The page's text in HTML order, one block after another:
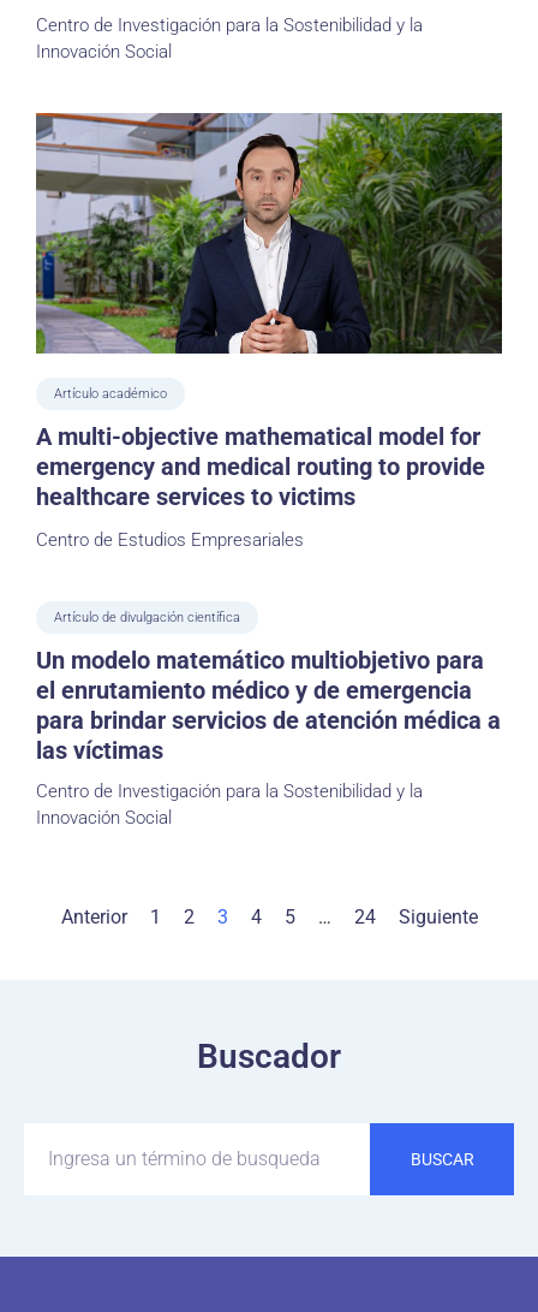
Centro de Investigación para la Sostenibilidad y la
Innovación Social
Artículo académico
A multi-objective mathematical model for
emergency and medical routing to provide
healthcare services to victims
Centro de Estudios Empresariales
Artículo de divulgación científica
Un modelo matemático multiobjetivo para
el enrutamiento médico y de emergencia
para brindar servicios de atención médica a
las víctimas
Centro de Investigación para la Sostenibilidad y la
Innovación Social
Anterior 1 2 3 4 5 … 24 Siguiente
Buscador
BUSCAR